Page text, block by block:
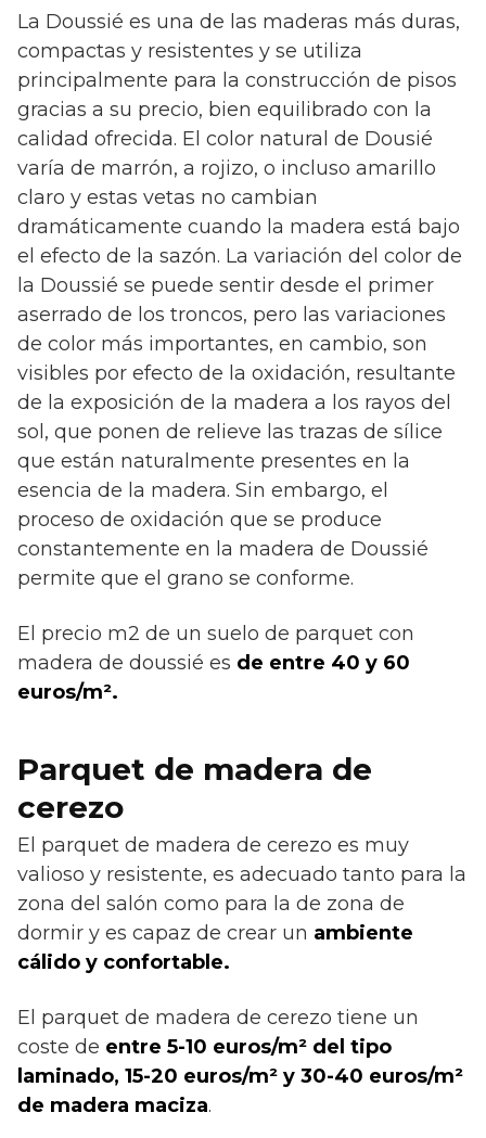
La Doussié es una de las maderas más duras,
compactas y resistentes y se utiliza
principalmente para la construcción de pisos
gracias a su precio, bien equilibrado con la
calidad ofrecida. El color natural de Dousié
varía de marrón, a rojizo, o incluso amarillo
claro y estas vetas no cambian
dramáticamente cuando la madera está bajo
el efecto de la sazón. La variación del color de
la Doussié se puede sentir desde el primer
aserrado de los troncos, pero las variaciones
de color más importantes, en cambio, son
visibles por efecto de la oxidación, resultante
de la exposición de la madera a los rayos del
sol, que ponen de relieve las trazas de sílice
que están naturalmente presentes en la
esencia de la madera. Sin embargo, el
proceso de oxidación que se produce
constantemente en la madera de Doussié
permite que el grano se conforme.
El precio m2 de un suelo de parquet con
madera de doussié es de entre 40 y 60
euros/m².
Parquet de madera de
cerezo
El parquet de madera de cerezo es muy
valioso y resistente, es adecuado tanto para la
zona del salón como para la de zona de
dormir y es capaz de crear un ambiente
cálido y confortable.
El parquet de madera de cerezo tiene un
coste de entre 5-10 euros/m² del tipo
laminado, 15-20 euros/m² y 30-40 euros/m²
de madera maciza.